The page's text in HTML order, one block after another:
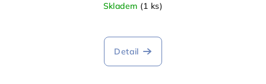
Skladem (1 ks)
Detail